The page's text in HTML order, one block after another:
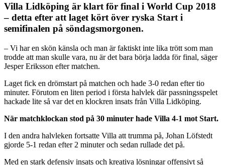
Villa Lidköping är klart för final i World Cup 2018
– detta efter att laget kört över ryska Start i
semifinalen på söndagsmorgonen.
– Vi har en skön känsla och man är faktiskt inte lika trött som man
trodde att man skulle vara, nu är det bara börja ladda för final, säger
Jesper Eriksson efter matchen.
Laget fick en drömstart på matchen och hade 3-0 redan efter tio
minuter. Förutom en liten period i första halvlek där passningsspelet
hackade lite så var det en klockren insats från Villa Lidköping.
När matchklockan stod på 30 minuter hade Villa 4-1 mot Start.
I den andra halvleken fortsatte Villa att trumma på, Johan Löfstedt
gjorde 5-1 redan efter 2 minuter och sedan rullade det på.
Med en stark defensiv insats och kreativa lösningar offensivt så